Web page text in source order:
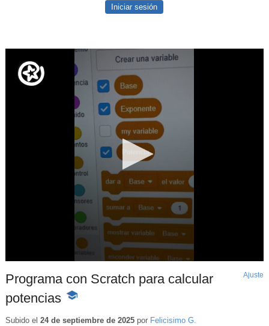
Iniciar sesión
Programa con Scratch para calcular
potencias -
educativo
Ajuste
Subido el 24 de septiembre de 2025por Felicisimo G.